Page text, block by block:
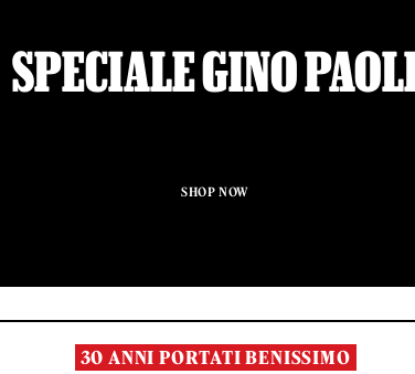
SPECIALE GINO
SHOP NOW
30 ANNI PORTATI BENISSIMO